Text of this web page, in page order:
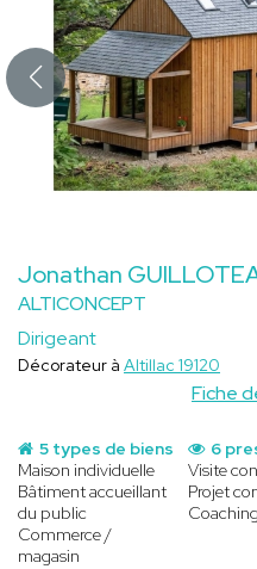
Jonathan
ALTICONCEPT
Dirigeant
Fiche
Décorateur à Altillac 19120
5 types de biens
Maison individuelle
Bâtiment accueillant
du public
Commerce /
magasin
6
Visite
Projet